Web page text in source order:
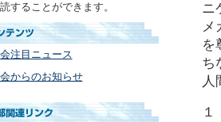
することができます。
注目ニュース
からのお知らせ
ニ
メ
を
ち
人
１